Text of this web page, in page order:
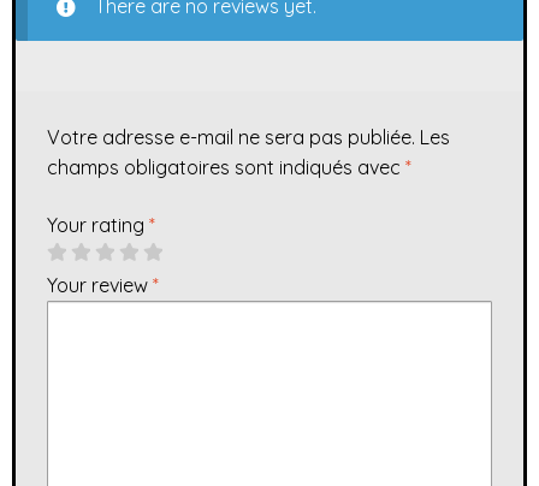
There are no reviews yet.
Votre adresse e-mail ne sera pas publiée. Les
champs obligatoires sont indiqués avec *
Your rating *
Your review *